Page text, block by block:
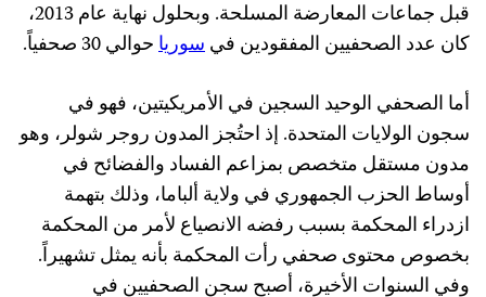
قبل جماعات المعارضة المسلحة. وبحلول نهاية عام 2013،
كان عدد الصحفيين المفقودين فيسورياحوالي 30 صحفياً.
أما الصحفي الوحيد السجين في الأمريكيتين، فهو في
سجون الولايات المتحدة. إذ احتُجز المدون روجر شولر، وهو
مدون مستقل متخصص بمزاعم الفساد والفضائح في
أوساط الحزب الجمهوري في ولاية ألباما، وذلك بتهمة
ازدراء المحكمة بسبب رفضه الانصياع لأمر من المحكمة
بخصوص محتوى صحفي رأت المحكمة بأنه يمثل تشهيراً.
وفي السنوات الأخيرة، أصبح سجن الصحفيين في